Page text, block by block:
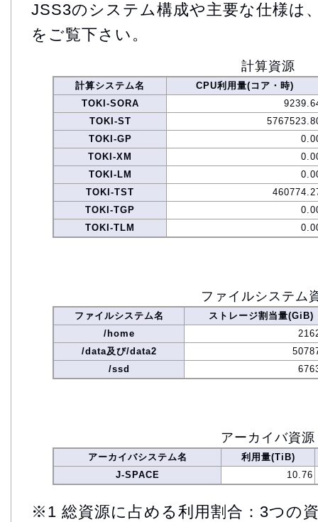
JSS3のシステム構成や主要な仕様は
をご覧下さい。
計算資源
計算システム名
CPU利用量(コア・時)
TOKI-SORA
TOKI-ST
TOKI-GP
TOKI-XM
TOKI-LM
TOKI-TST
TOKI-TGP
TOKI-TLM
ファイルシステム
ファイルシステム名
ストレージ割当量(GiB)
/home
/data及び/data2
/ssd
アーカイバ資源
アーカイバシステム名
利用量(TiB)
J-SPACE
10.76
※1 総資源に占める利用割合：3つの